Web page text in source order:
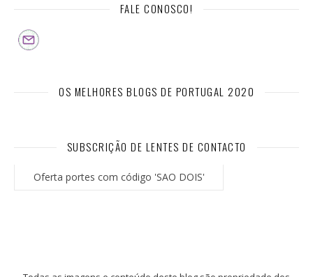
FALE CONOSCO!
OS MELHORES BLOGS DE PORTUGAL 2020
SUBSCRIÇÃO DE LENTES DE CONTACTO
Oferta portes com código 'SAO DOIS'